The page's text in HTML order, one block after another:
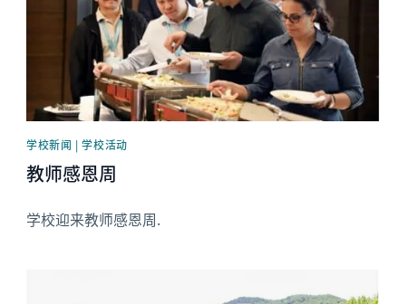
学校新闻 | 学校活动
教师感恩周
学校迎来教师感恩周.